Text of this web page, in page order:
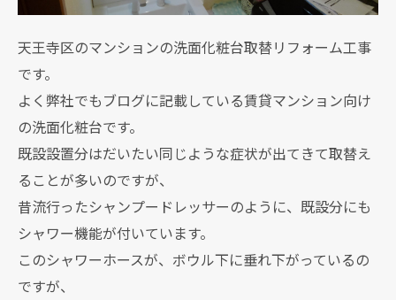
天王寺区のマンションの洗面化粧台取替リフォーム工事
です。
よく弊社でもブログに記載している賃貸マンション向け
の洗面化粧台です。
既設設置分はだいたい同じような症状が出てきて取替え
ることが多いのですが、
昔流行ったシャンプードレッサーのように、既設分にも
シャワー機能が付いています。
このシャワーホースが、ボウル下に垂れ下がっているの
ですが、